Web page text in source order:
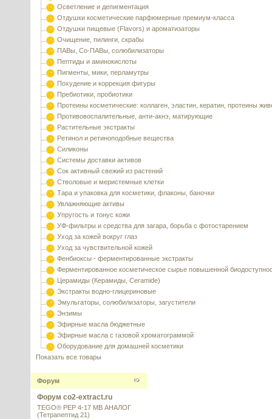
Осветление и депигментация
Отдушки косметические парфюмерные премиум-класса
Отдушки пищевые (Flavors) и ароматизаторы
Очищение, пилинги, скрабы
ПАВы, Со-ПАВы, солюбилизаторы
Пептиды и аминокислоты
Пигменты, мики, перламутры
Похудение и коррекция фигуры
Пребиотики, пробиотики
Протеины косметические: коллаген, эластин, кератин, протеины
Противовоспалительные, анти-акнэ, матирующие
Растительные экстракты
Ретинол и ретиноподобные вещества
Силиконы
Системы доставки активов
Сок активный свежий из растений
Стволовые и меристемные клетки
Тара и упаковка для косметики, флаконы, баночки
Увлажняющие активы
Упругость и тонус кожи
УФ-фильтры и средства для загара, борьба с фотостарением
Уход за кожей вокруг глаз
Уход за чувствительной кожей
Фенбиоксы - ферментированные экстракты
Ферментированное косметическое сырье повышенной
Церамиды (Керамиды, Ceramide)
Экстракты водно-глицериновые
Эмульгаторы, солюбилизаторы, загустители
Энзимы
Эфирные масла бюджетные
Эфирные масла с газовой хроматограммой
Оборудование для домашней косметики
Показать все товары
Форум
Форум co2-extract.ru
TEGO® PEP 4-17 MB АНАЛОГ
(Тетрапептид 21)